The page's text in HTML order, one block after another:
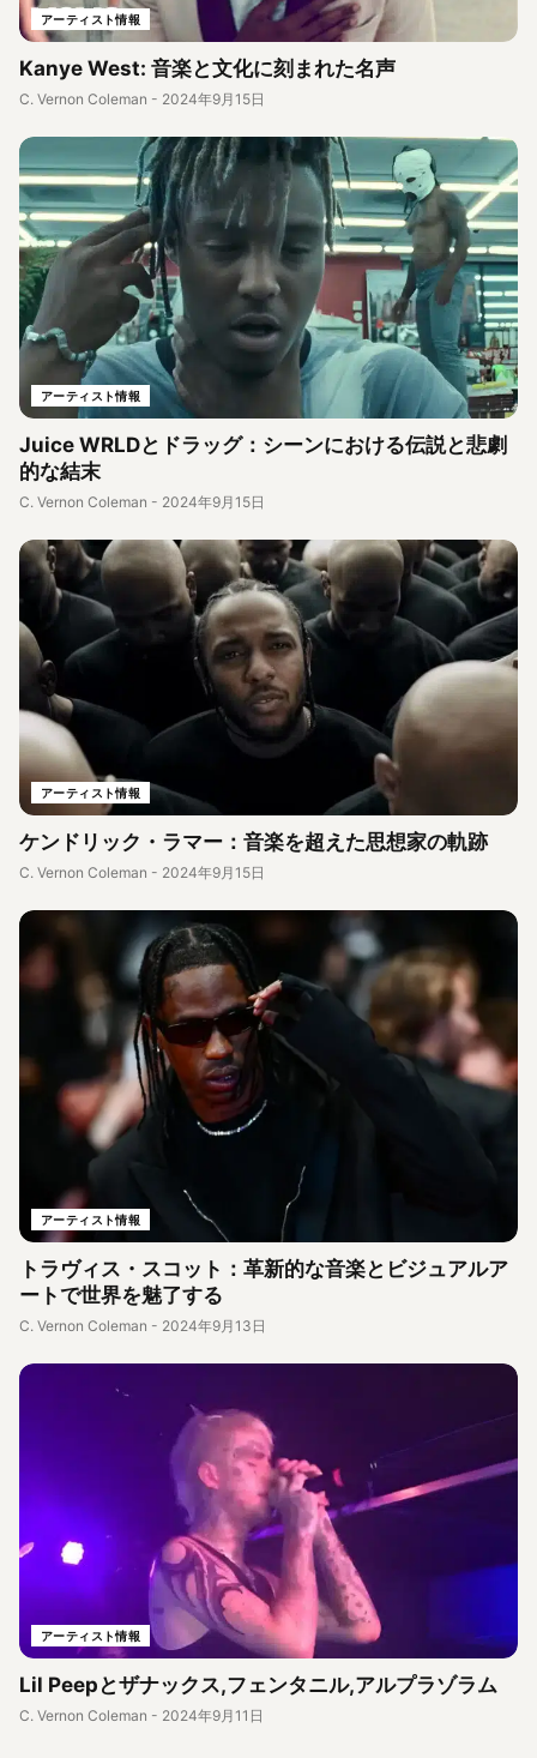
アーティスト情報
Kanye West: 音楽と文化に刻まれた名声
C. Vernon Coleman - 2024年9月15日
アーティスト情報
Juice WRLDとドラッグ：シーンにおける伝説と悲劇
的な結末
C. Vernon Coleman - 2024年9月15日
アーティスト情報
ケンドリック・ラマー：音楽を超えた思想家の軌跡
C. Vernon Coleman - 2024年9月15日
アーティスト情報
トラヴィス・スコット：革新的な音楽とビジュアルア
ートで世界を魅了する
C. Vernon Coleman - 2024年9月13日
アーティスト情報
Lil Peepとザナックス,フェンタニル,アルプラゾラム
C. Vernon Coleman - 2024年9月11日